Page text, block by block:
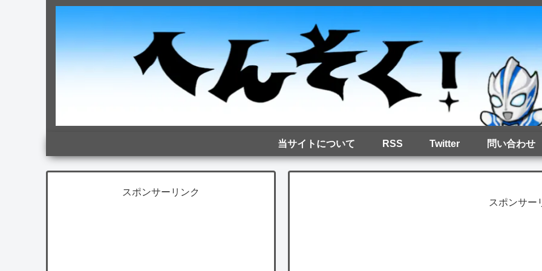
当サイトについて RSS Twitter 問い合わせ
スポンサー
スポンサーリンク